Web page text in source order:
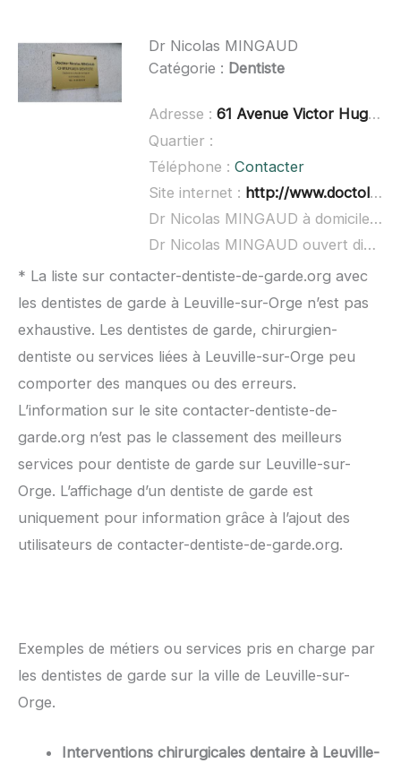
Dr Nicolas MINGAUD
Catégorie : Dentiste
Adresse : 61 Avenue Victor Hugo, 91550 Paray-Vieille-Poste
Quartier :
Téléphone : Contacter
Site internet : http://www.doctolib.fr/dentiste/paray-vieille-poste/nicolas-mingaud
Dr Nicolas MINGAUD à domicile :
Dr Nicolas MINGAUD ouvert dimanche :
* La liste sur contacter-dentiste-de-garde.org avec
les dentistes de garde à Leuville-sur-Orge n’est pas
exhaustive. Les dentistes de garde, chirurgien-
dentiste ou services liées à Leuville-sur-Orge peu
comporter des manques ou des erreurs.
L’information sur le site contacter-dentiste-de-
garde.org n’est pas le classement des meilleurs
services pour dentiste de garde sur Leuville-sur-
Orge. L’affichage d’un dentiste de garde est
uniquement pour information grâce à l’ajout des
utilisateurs de contacter-dentiste-de-garde.org.
Exemples de métiers ou services pris en charge par
les dentistes de garde sur la ville de Leuville-sur-
Orge.
Interventions chirurgicales dentaire à Leuville-